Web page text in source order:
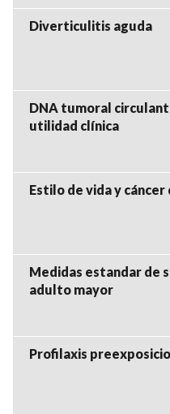
Diverticulitis aguda
DNA tumoral
utilidad clínica
Estilo de vida y cáncer
Medidas estandar de
adulto mayor
Profilaxis